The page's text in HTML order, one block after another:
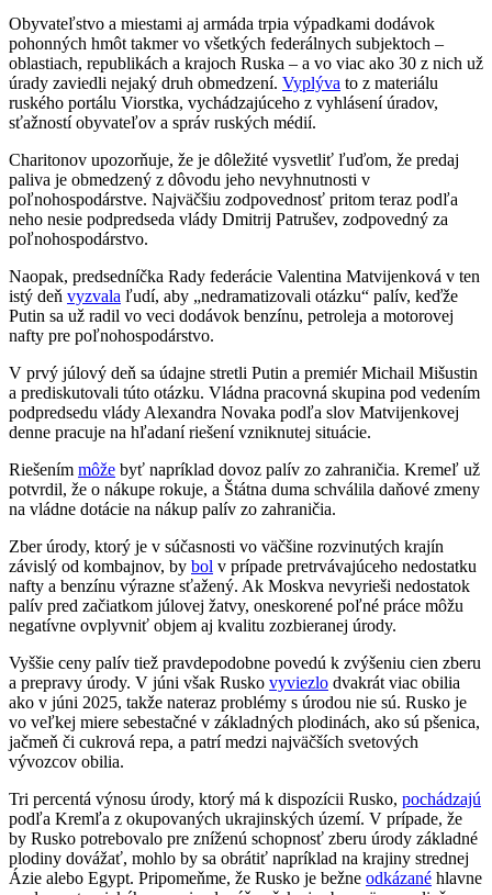
Obyvateľstvo a miestami aj armáda trpia výpadkami dodávok
pohonných hmôt takmer vo všetkých federálnych subjektoch –
oblastiach, republikách a krajoch Ruska – a vo viac ako 30 z nich už
úrady zaviedli nejaký druh obmedzení. Vyplýva to z materiálu
ruského portálu Viorstka, vychádzajúceho z vyhlásení úradov,
sťažností obyvateľov a správ ruských médií.
Charitonov upozorňuje, že je dôležité vysvetliť ľuďom, že predaj
paliva je obmedzený z dôvodu jeho nevyhnutnosti v
poľnohospodárstve. Najväčšiu zodpovednosť pritom teraz podľa
neho nesie podpredseda vlády Dmitrij Patrušev, zodpovedný za
poľnohospodárstvo.
Naopak, predsedníčka Rady federácie Valentina Matvijenková v ten
istý deň vyzvala ľudí, aby „nedramatizovali otázku“ palív, keďže
Putin sa už radil vo veci dodávok benzínu, petroleja a motorovej
nafty pre poľnohospodárstvo.
V prvý júlový deň sa údajne stretli Putin a premiér Michail Mišustin
a prediskutovali túto otázku. Vládna pracovná skupina pod vedením
podpredsedu vlády Alexandra Novaka podľa slov Matvijenkovej
denne pracuje na hľadaní riešení vzniknutej situácie.
Riešením môže byť napríklad dovoz palív zo zahraničia. Kremeľ už
potvrdil, že o nákupe rokuje, a Štátna duma schválila daňové zmeny
na vládne dotácie na nákup palív zo zahraničia.
Zber úrody, ktorý je v súčasnosti vo väčšine rozvinutých krajín
závislý od kombajnov, by bol v prípade pretrvávajúceho nedostatku
nafty a benzínu výrazne sťažený. Ak Moskva nevyrieši nedostatok
palív pred začiatkom júlovej žatvy, oneskorené poľné práce môžu
negatívne ovplyvniť objem aj kvalitu zozbieranej úrody.
Vyššie ceny palív tiež pravdepodobne povedú k zvýšeniu cien zberu
a prepravy úrody. V júni však Rusko vyviezlo dvakrát viac obilia
ako v júni 2025, takže nateraz problémy s úrodou nie sú. Rusko je
vo veľkej miere sebestačné v základných plodinách, ako sú pšenica,
jačmeň či cukrová repa, a patrí medzi najväčších svetových
vývozcov obilia.
Tri percentá výnosu úrody, ktorý má k dispozícii Rusko, pochádzajú
podľa Kremľa z okupovaných ukrajinských území. V prípade, že
by Rusko potrebovalo pre zníženú schopnosť zberu úrody základné
plodiny dovážať, mohlo by sa obrátiť napríklad na krajiny strednej
Ázie alebo Egypt. Pripomeňme, že Rusko je bežne odkázané hlavne